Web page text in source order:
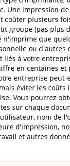
Une impression
coûter plusieurs
groupe (pas plus
n'imprime que
ou d'autres
liés à votre
en centaines
entreprise
éviter les
Vous pourrez
sur chaque
nom de
d'impression,
et autres